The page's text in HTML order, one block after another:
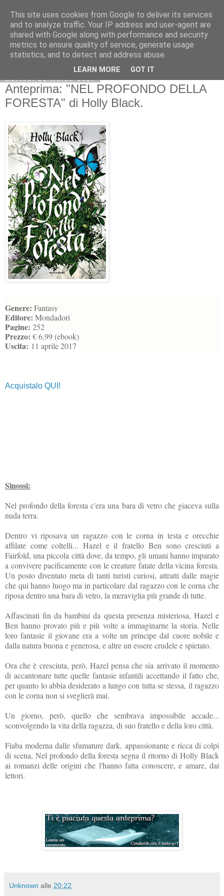
martedì 21 marzo 2017
Anteprima: "NEL PROFONDO DELLA
FORESTA" di Holly Black.
Genere: Fantasy
Editore: Mondadori
Pagine: 252
Prezzo: € 6,99 (ebook)
Uscita: 11 aprile 2017
Acquistalo QUI!
Sinossi:
Nel profondo della foresta c'era una bara di vetro che giaceva sulla
nuda terra.
Dentro vi riposava un ragazzo con le corna in testa e orecchie
affilate come coltelli... Hazel e il fratello Ben sono cresciuti a
Fairfold, una piccola città dove, da tempo, gli umani hanno imparato
a convivere pacificamente con le creature fatate della vicina foresta.
Un posto diventato meta di tanti turisti curiosi, attratti dalle magie
che qui hanno luogo ma in particolare dal ragazzo con le corna che
riposa dentro una bara di vetro, la meraviglia più grande di tutte.
Affascinati fin da bambini da questa presenza misteriosa, Hazel e
Ben hanno provato più e più volte a immaginarne la storia. Nelle
loro fantasie il giovane era a volte un principe dal cuore nobile e
dalla natura buona e generosa, e altre un essere crudele e spietato.
Ora che è cresciuta, però, Hazel pensa che sia arrivato il momento
di accantonare tutte quelle fantasie infantili accettando il fatto che,
per quanto lo abbia desiderato a lungo con tutta se stessa, il ragazzo
con le corna non si sveglierà mai.
Un giorno, però, quello che sembrava impossibile accade...
sconvolgendo la vita della ragazza, di suo fratello e della loro città.
Fiaba moderna dalle sfumature dark, appassionante e ricca di colpi
di scena, Nel profondo della foresta segna il ritorno di Holly Black
ai romanzi delle origini che l'hanno fatta conoscere, e amare, dai
lettori.
Unknown alle 20:22
This site uses cookies from Google to deliver its services
and to analyze traffic. Your IP address and user-agent are
shared with Google along with performance and security
metrics to ensure quality of service, generate usage
statistics, and to detect and address abuse.
LEARN MORE GOT IT